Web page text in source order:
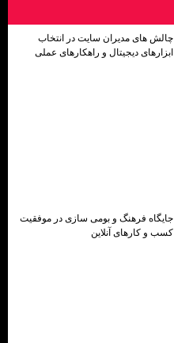
چالش های مدیران سایت در انتخاب
ابزارهای دیجیتال و راهکارهای عملی
جایگاه فرهنگ و بومی ‌سازی در موفقیت
کسب ‌و کارهای آنلاین